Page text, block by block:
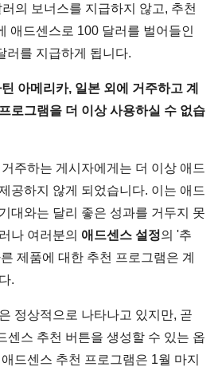
의 보너스를 지급하지 않고, 추천
애드센스로 100 달러를 벌어들인
러를 지급하게 됩니다.
아메리카, 일본 외에 거주하고 계
로그램을 더 이상 사용하실 수 없습
주하는 게시자에게는 더 이상 애드
공하지 않게 되었습니다. 이는 애드
대와는 달리 좋은 성과를 거두지 못
나 여러분의 애드센스 설정의 '추
제품에 대한 추천 프로그램은 계
.
정상적으로 나타나고 있지만, 곧
센스 추천 버튼을 생성할 수 있는 옵
드센스 추천 프로그램은 1월 마지